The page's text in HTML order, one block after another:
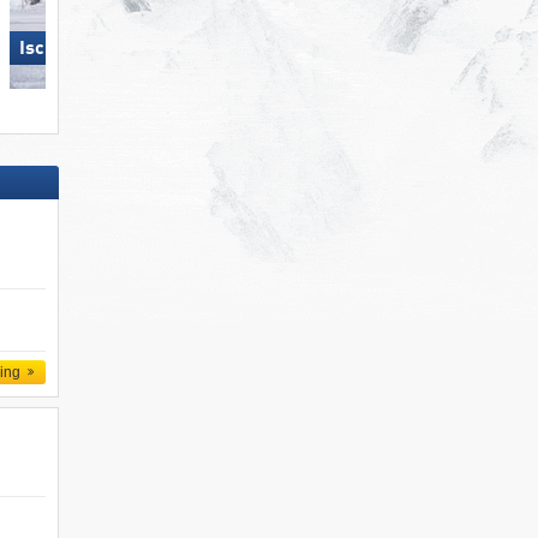
Ischgl Elm im Sernftal